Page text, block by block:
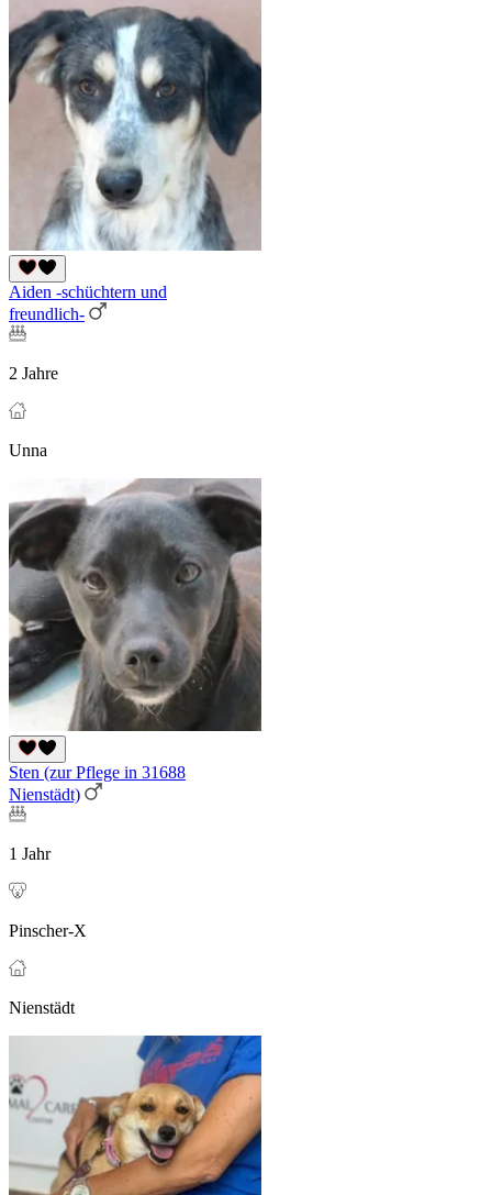
Aiden -schüchtern und
freundlich-
2 Jahre
Unna
Sten (zur Pflege in 31688
Nienstädt)
1 Jahr
Pinscher-X
Nienstädt